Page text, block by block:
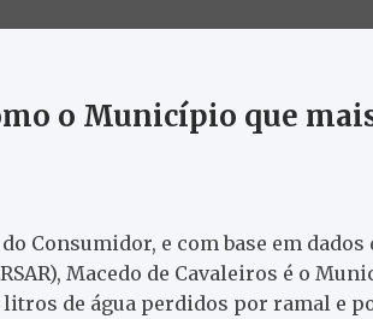
o Município que
Consumidor, e com base em dados
Macedo de Cavaleiros é o
de água perdidos por ramal e